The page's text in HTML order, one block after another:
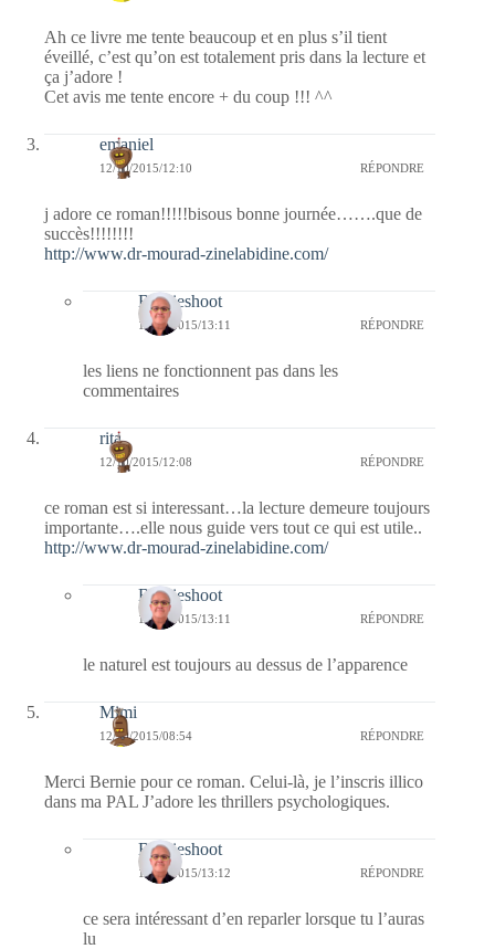
Ah ce livre me tente beaucoup et en plus s’il tient
éveillé, c’est qu’on est totalement pris dans la lecture et
ça j’adore !
Cet avis me tente encore + du coup !!! ^^
emaniel
12/10/2015/12:10 RÉPONDRE
j adore ce roman!!!!!bisous bonne journée…….que de
succès!!!!!!!!
http://www.dr-mourad-zinelabidine.com/
Bernieshoot
12/10/2015/13:11 RÉPONDRE
les liens ne fonctionnent pas dans les
commentaires
rita
12/10/2015/12:08 RÉPONDRE
ce roman est si interessant…la lecture demeure toujours
importante….elle nous guide vers tout ce qui est utile..
http://www.dr-mourad-zinelabidine.com/
Bernieshoot
12/10/2015/13:11 RÉPONDRE
le naturel est toujours au dessus de l’apparence
Mimi
12/10/2015/08:54 RÉPONDRE
Merci Bernie pour ce roman. Celui-là, je l’inscris illico
dans ma PAL J’adore les thrillers psychologiques.
Bernieshoot
12/10/2015/13:12 RÉPONDRE
ce sera intéressant d’en reparler lorsque tu l’auras
lu